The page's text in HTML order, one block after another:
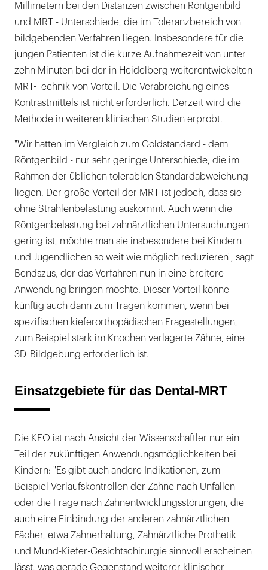
Millimetern bei den Distanzen zwischen Röntgenbild
und MRT - Unterschiede, die im Toleranzbereich von
bildgebenden Verfahren liegen. Insbesondere für die
jungen Patienten ist die kurze Aufnahmezeit von unter
zehn Minuten bei der in Heidelberg weiterentwickelten
MRT-Technik von Vorteil. Die Verabreichung eines
Kontrastmittels ist nicht erforderlich. Derzeit wird die
Methode in weiteren klinischen Studien erprobt.
"Wir hatten im Vergleich zum Goldstandard - dem
Röntgenbild - nur sehr geringe Unterschiede, die im
Rahmen der üblichen tolerablen Standardabweichung
liegen. Der große Vorteil der MRT ist jedoch, dass sie
ohne Strahlenbelastung auskommt. Auch wenn die
Röntgenbelastung bei zahnärztlichen Untersuchungen
gering ist, möchte man sie insbesondere bei Kindern
und Jugendlichen so weit wie möglich reduzieren", sagt
Bendszus, der das Verfahren nun in eine breitere
Anwendung bringen möchte. Dieser Vorteil könne
künftig auch dann zum Tragen kommen, wenn bei
spezifischen kieferorthopädischen Fragestellungen,
zum Beispiel stark im Knochen verlagerte Zähne, eine
3D-Bildgebung erforderlich ist.
Einsatzgebiete für das Dental-MRT
Die KFO ist nach Ansicht der Wissenschaftler nur ein
Teil der zukünftigen Anwendungsmöglichkeiten bei
Kindern: "Es gibt auch andere Indikationen, zum
Beispiel Verlaufskontrollen der Zähne nach Unfällen
oder die Frage nach Zahnentwicklungsstörungen, die
auch eine Einbindung der anderen zahnärztlichen
Fächer, etwa Zahnerhaltung, Zahnärztliche Prothetik
und Mund-Kiefer-Gesichtschirurgie sinnvoll erscheinen
lässt, was gerade Gegenstand weiterer klinischer